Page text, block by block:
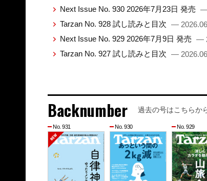
Next Issue No. 930 2026年7月23日 発売 —
Tarzan No. 928 試し読みと目次 —
Next Issue No. 929 2026年7月9日 発売 —
Tarzan No. 927 試し読みと目次 —
Backnumber 過去の号はこちらか
No. 931 No. 930 No. 929